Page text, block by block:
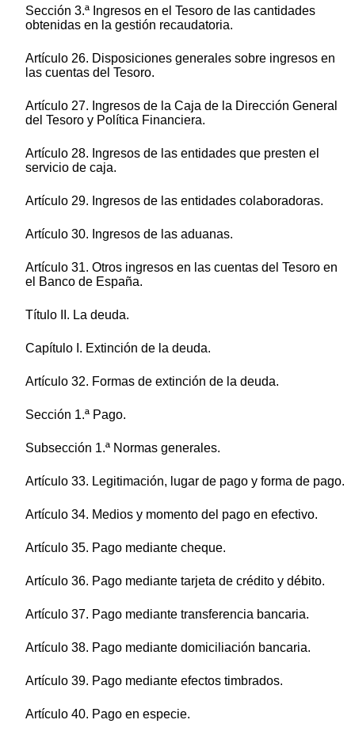
Sección 3.ª Ingresos en el Tesoro de las cantidades
obtenidas en la gestión recaudatoria.
Artículo 26. Disposiciones generales sobre ingresos en
las cuentas del Tesoro.
Artículo 27. Ingresos de la Caja de la Dirección General
del Tesoro y Política Financiera.
Artículo 28. Ingresos de las entidades que presten el
servicio de caja.
Artículo 29. Ingresos de las entidades colaboradoras.
Artículo 30. Ingresos de las aduanas.
Artículo 31. Otros ingresos en las cuentas del Tesoro en
el Banco de España.
Título II. La deuda.
Capítulo I. Extinción de la deuda.
Artículo 32. Formas de extinción de la deuda.
Sección 1.ª Pago.
Subsección 1.ª Normas generales.
Artículo 33. Legitimación, lugar de pago y forma de pago.
Artículo 34. Medios y momento del pago en efectivo.
Artículo 35. Pago mediante cheque.
Artículo 36. Pago mediante tarjeta de crédito y débito.
Artículo 37. Pago mediante transferencia bancaria.
Artículo 38. Pago mediante domiciliación bancaria.
Artículo 39. Pago mediante efectos timbrados.
Artículo 40. Pago en especie.